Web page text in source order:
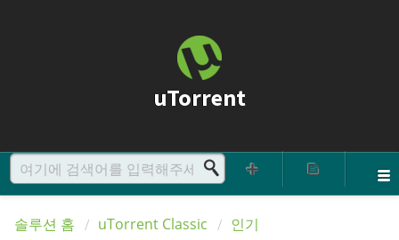
uTorrent
솔루션 홈 uTorrent Classic 인기